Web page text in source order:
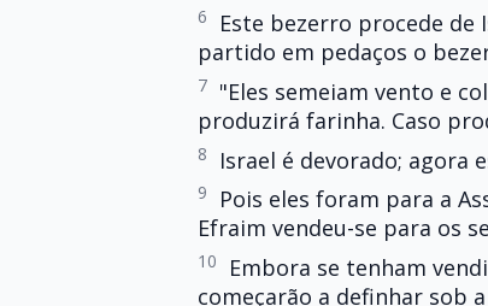
6
Este bezerro procede de
partido em pedaços o
7 "Eles semeiam vento e
produzirá farinha. Caso
8 Israel é devorado; agora
9
Pois eles foram para a
Efraim vendeu-se para os
10
Embora se tenham
começarão a definhar sob